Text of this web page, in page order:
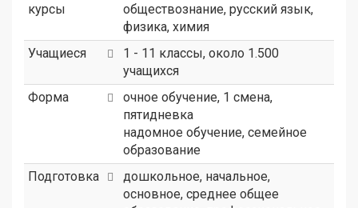
курсы
обществознание, русский язык,
физика, химия
Учащиеся
1 - 11 классы, около 1.500
учащихся
Форма
очное обучение, 1 смена,
пятидневка
надомное обучение, семейное
образование
Подготовка
дошкольное, начальное,
основное, среднее общее